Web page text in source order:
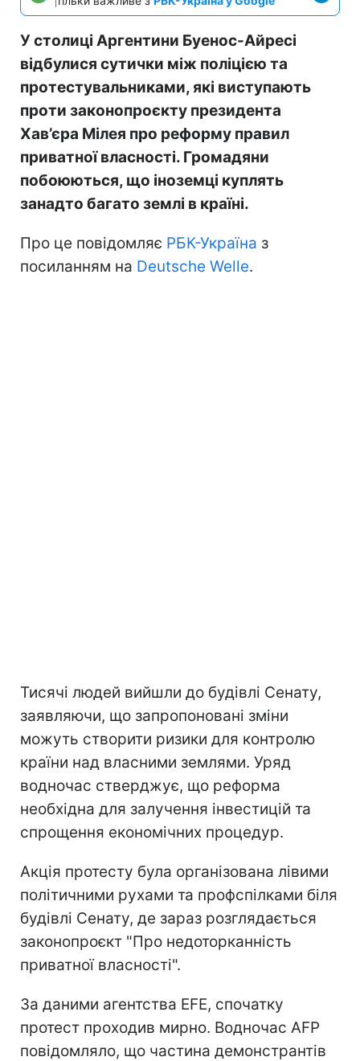
У столиці Аргентини Буенос-Айресі
відбулися сутички між поліцією та
протестувальниками, які виступають
проти законопроєкту президента
Хав’єра Мілея про реформу правил
приватної власності. Громадяни
побоюються, що іноземці куплять
занадто багато землі в країні.
Про це повідомляє РБК-Україна з
посиланням на Deutsche Welle.
Тисячі людей вийшли до будівлі Сенату,
заявляючи, що запропоновані зміни
можуть створити ризики для контролю
країни над власними землями. Уряд
водночас стверджує, що реформа
необхідна для залучення інвестицій та
спрощення економічних процедур.
Акція протесту була організована лівими
політичними рухами та профспілками біля
будівлі Сенату, де зараз розглядається
законопроєкт "Про недоторканність
приватної власності".
За даними агентства EFE, спочатку
протест проходив мирно. Водночас AFP
повідомляло, що частина демонстрантів